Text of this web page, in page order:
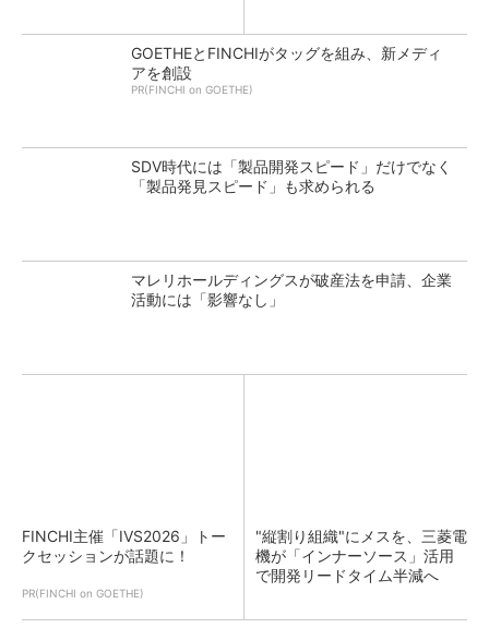
GOETHEとFINCHIがタッグを組み、新メディ
アを創設
PR(FINCHI on GOETHE)
SDV時代には「製品開発スピード」だけでなく
「製品発見スピード」も求められる
マレリホールディングスが破産法を申請、企業
活動には「影響なし」
FINCHI主催「IVS2026」トー
クセッションが話題に！
PR(FINCHI on GOETHE)
"縦割り組織"にメスを、三菱電
機が「インナーソース」活用
で開発リードタイム半減へ